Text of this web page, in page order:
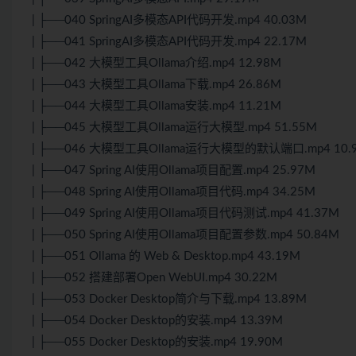
| ├──040 SpringAI多模态API代码开发.mp4 40.03M
| ├──041 SpringAI多模态API代码开发.mp4 22.17M
| ├──042 大模型工具Ollama介绍.mp4 12.98M
| ├──043 大模型工具Ollama下载.mp4 26.86M
| ├──044 大模型工具Ollama安装.mp4 11.21M
| ├──045 大模型工具Ollama运行大模型.mp4 51.55M
| ├──046 大模型工具Ollama运行大模型的默认端口.mp4
| ├──047 Spring AI使用Ollama项目配置.mp4 25.97M
| ├──048 Spring AI使用Ollama项目代码.mp4 34.25M
| ├──049 Spring AI使用Ollama项目代码测试.mp4 41.37M
| ├──050 Spring AI使用Ollama项目配置参数.mp4 50.84M
| ├──051 Ollama 的 Web & Desktop.mp4 43.19M
| ├──052 搭建部署Open WebUI.mp4 30.22M
| ├──053 Docker Desktop简介与下载.mp4 13.89M
| ├──054 Docker Desktop的安装.mp4 13.39M
| ├──055 Docker Desktop的安装.mp4 19.90M